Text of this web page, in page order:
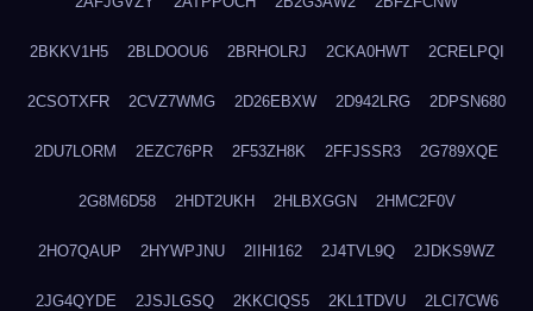
2BKKV1H5 2BLDOOU6 2BRHOLRJ 2CKA0HWT 2CRELPQI
2CSOTXFR 2CVZ7WMG 2D26EBXW 2D942LRG 2DPSN680
2DU7LORM 2EZC76PR 2F53ZH8K 2FFJSSR3 2G789XQE
2G8M6D58 2HDT2UKH 2HLBXGGN 2HMC2F0V
2HO7QAUP 2HYWPJNU 2IIHI162 2J4TVL9Q 2JDKS9WZ
2JG4QYDE 2JSJLGSQ 2KKCIQS5 2KL1TDVU 2LCI7CW6